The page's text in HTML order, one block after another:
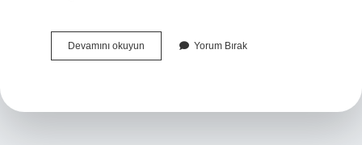
Devamını okuyun
Tez
Yorum Bırak